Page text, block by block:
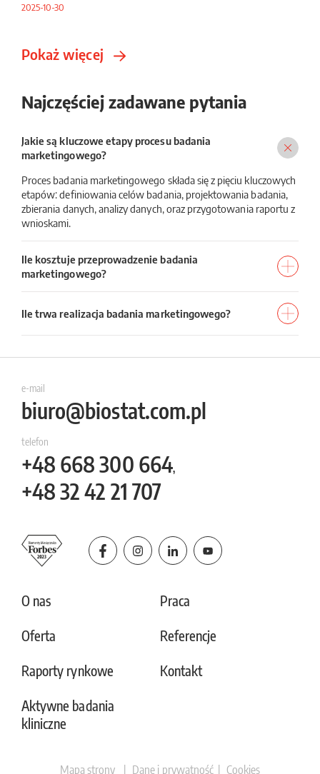
2025-10-30
Pokaż więcej
Najczęściej zadawane pytania
Jakie są kluczowe etapy procesu badania
marketingowego?
Proces badania marketingowego składa się z pięciu kluczowych
etapów: definiowania celów badania, projektowania badania,
zbierania danych, analizy danych, oraz przygotowania raportu z
wnioskami.
Ile kosztuje przeprowadzenie badania
marketingowego?
Ile trwa realizacja badania marketingowego?
e-mail
biuro@biostat.com.pl
telefon
+48 668 300 664,
+4832 42 21 707
O nas
Oferta
Raporty rynkowe
Aktywne badania
kliniczne
Praca
Referencje
Kontakt
Mapa strony Dane i prywatność Cookies